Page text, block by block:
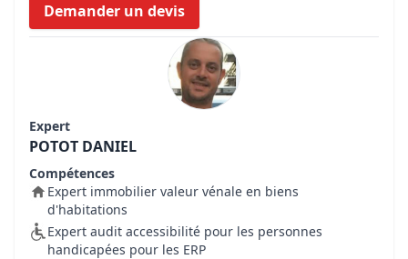
Demander un devis
Expert
POTOT DANIEL
Compétences
Expert immobilier valeur vénale en biens
d'habitations
Expert audit accessibilité pour les personnes
handicapées pour les ERP